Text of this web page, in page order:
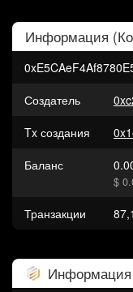
Информация (
Создатель
Tx создания
Баланс
$
Транзакции
Информация